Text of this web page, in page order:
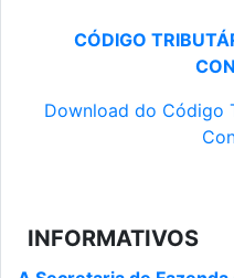
CÓDIGO
Download do Código
INFORMATIVOS